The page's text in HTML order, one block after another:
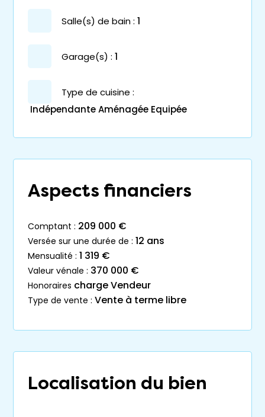
salle(s) de bain : 1
garage(s) : 1
Type de cuisine :
Indépendante Aménagée Equipée
Aspects financiers
comptant : 209 000 €
versée sur une durée de : 12 ans
mensualité : 1 319 €
valeur vénale : 370 000 €
honoraires charge Vendeur
type de vente : Vente à terme libre
Localisation du bien